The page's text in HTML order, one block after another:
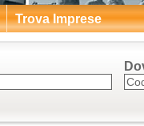
Trova Imprese